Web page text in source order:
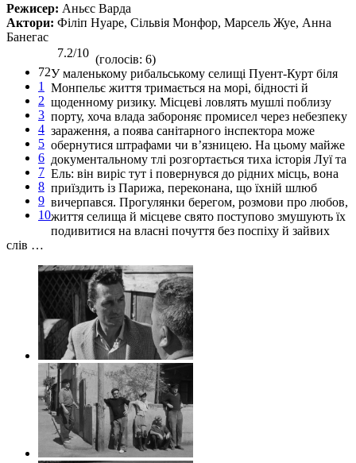
Режисер: Аньєс Варда
Актори: Філіп Нуаре, Сільвія Монфор, Марсель Жуе, Анна
Банегас
72
1
2
3
4
5
6
7
8
9
10
7.2/10 (голосів: 6)
У маленькому рибальському селищі Пуент-Курт біля
Монпельє життя тримається на морі, бідності й
щоденному ризику. Місцеві ловлять мушлі поблизу
порту, хоча влада забороняє промисел через небезпеку
зараження, а поява санітарного інспектора може
обернутися штрафами чи в’язницею. На цьому майже
документальному тлі розгортається тиха історія Луї та
Ель: він виріс тут і повернувся до рідних місць, вона
приїздить із Парижа, переконана, що їхній шлюб
вичерпався. Прогулянки берегом, розмови про любов,
життя селища й місцеве свято поступово змушують їх
подивитися на власні почуття без поспіху й зайвих
слів …